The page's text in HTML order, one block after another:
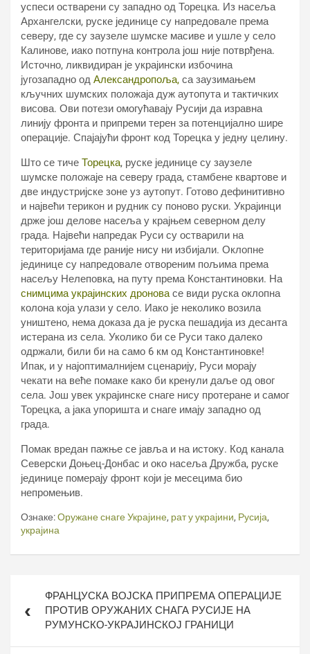
успеси остварени су западно од Торецка. Из насеља
Архангелски, руске јединице су напредовале према
северу, где су заузеле шумске масиве и ушле у село
Калинове, иако потпуна контрола још није потврђена.
Источно, ликвидиран је украјински избочина
југозападно од Александропоља, са заузимањем
кључних шумских положаја дуж аутопута и тактичких
висова. Ови потези омогућавају Русији да изравна
линију фронта и припреми терен за потенцијално шире
операције. Спајајући фронт код Торецка у једну целину.
Што се тиче Торецка, руске јединице су заузеле
шумске положаје на северу града, стамбене квартове и
две индустријске зоне уз аутопут. Готово дефинитивно
и највећи терикон и рудник су поново руски. Украјинци
држе још делове насеља у крајњем северном делу
града. Највећи напредак Руси су остварили на
територијама где раније нису ни избијали. Оклопне
јединице су напредовале отвореним пољима према
насељу Нелеповка, на путу према Константиновки. На
снимцима украјинских дроновасе види руска оклопна
колона која улази у село. Иако је неколико возила
уништено, нема доказа да је руска пешадија из десанта
истерана из села. Уколико би се Руси тако далеко
одржали, били би на само 6 км од Константиновке!
Ипак, и у најоптималнијем сценарију, Руси морају
чекати на веће помаке како би кренули даље од овог
села. Још увек украјинске снаге нису протеране и самог
Торецка, а јака упоришта и снаге имају западно од
града.
Помак вредан пажње се јавља и на истоку. Код канала
Северски Доњец-Донбас и око насеља Дружба, руске
јединице померају фронт који је месецима био
непромењив.
Ознаке:Оружане снаге Украјине, рат у украјини, Русија,
украјина
чланкаФРАНЦУСКА ВОЈСКА ПРИПРЕМА ОПЕРАЦИЈЕ
ПРОТИВ ОРУЖАНИХ СНАГА РУСИЈЕ НА
РУМУНСКО-УКРАЈИНСКОЈ ГРАНИЦИ